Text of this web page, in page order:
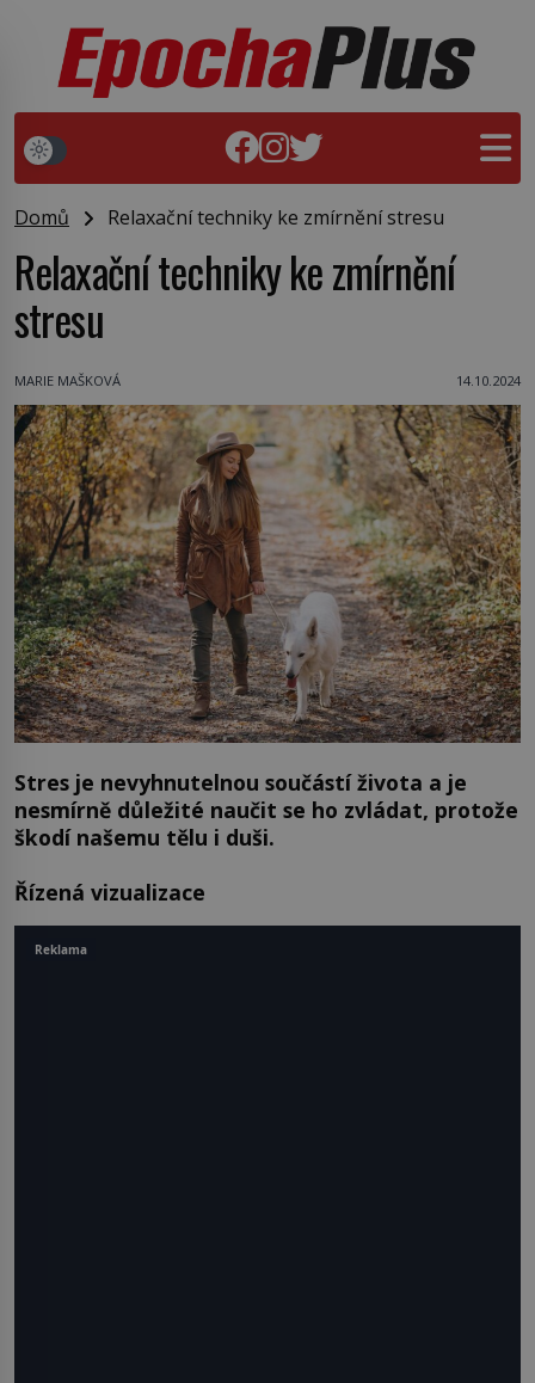
Domů Relaxační techniky ke zmírnění stresu
Relaxační techniky ke zmírnění
stresu
MARIE MAŠKOVÁ 14.10.2024
Stres je nevyhnutelnou součástí života a je
nesmírně důležité naučit se ho zvládat, protože
škodí našemu tělu i duši.
Řízená vizualizace
Reklama